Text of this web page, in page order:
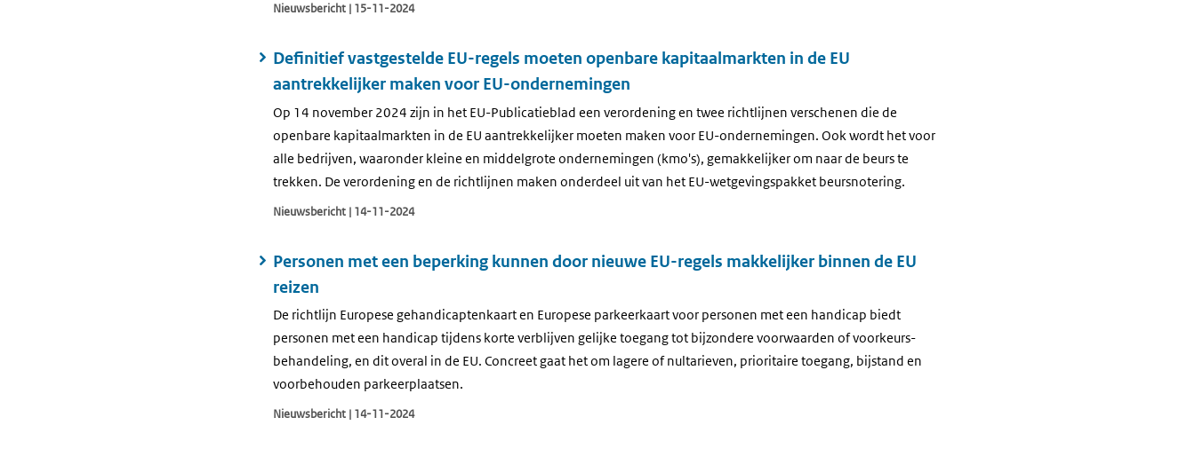
Nieuwsbericht | 15-11-2024
Definitief vastgestelde EU-regels moeten openbare kapitaalmarkten in de EU
aantrekkelijker maken voor EU-ondernemingen
Op 14 november 2024 zijn in het EU-Publicatieblad een verordening en twee richtlijnen verschenen die de
openbare kapitaalmarkten in de EU aantrekkelijker moeten maken voor EU-ondernemingen. Ook wordt het voor
alle bedrijven, waaronder kleine en middelgrote ondernemingen (kmo's), gemakkelijker om naar de beurs te
trekken. De verordening en de richtlijnen maken onderdeel uit van het EU-wetgevingspakket beursnotering.
Nieuwsbericht | 14-11-2024
Personen met een beperking kunnen door nieuwe EU-regels makkelijker binnen de EU
reizen
De richtlijn Europese gehandicapten­kaart en Europese parkeerkaart voor personen met een handicap biedt
personen met een handicap tijdens korte verblijven gelijke toegang tot bijzondere voorwaarden of voorkeurs­
behandeling, en dit overal in de EU. Concreet gaat het om lagere of nultarieven, prioritaire toegang, bijstand en
voorbehouden parkeerplaatsen.
Nieuwsbericht | 14-11-2024